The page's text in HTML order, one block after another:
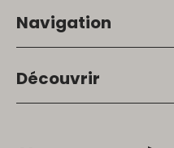
Navigation
Découvrir